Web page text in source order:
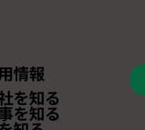
した】「海外ビジ
オンライン」
情報
を知る
を知る